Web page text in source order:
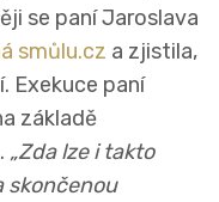
se paní Jaroslava
smůlu.cz a zjistila,
Exekuce paní
základě
„Zda lze i takto
skončenou